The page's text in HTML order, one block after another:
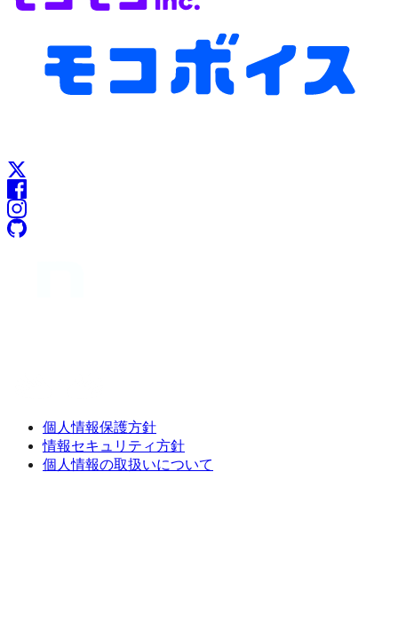
個人情報保護方針
情報セキュリティ方針
個人情報の取扱いについて